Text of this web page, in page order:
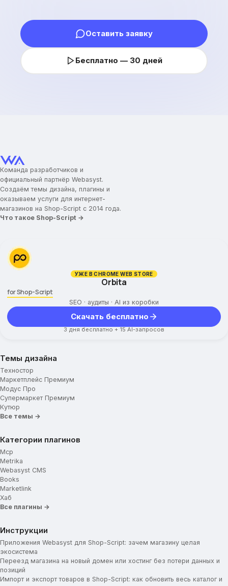
Оставить заявку
Бесплатно — 30 дней
Команда разработчиков и
официальный партнёр Webasyst.
Создаём темы дизайна, плагины и
оказываем услуги для интернет-
магазинов на Shop-Script с 2014 года.
Что такое Shop-Script →
УЖЕ В CHROME WEB STORE
Orbita
for Shop-Script
SEO · аудиты · AI из коробки
Скачать бесплатно
3 дня бесплатно + 15 AI-запросов
Темы дизайна
Техностор
Маркетплейс Премиум
Модус Про
Супермаркет Премиум
Кутюр
Все темы →
Категории плагинов
Mcp
Metrika
Webasyst CMS
Books
Marketlink
Хаб
Все плагины →
Инструкции
Приложения Webasyst для Shop-Script: зачем магазину целая
экосистема
Переезд магазина на новый домен или хостинг без потери данных и
позиций
Импорт и экспорт товаров в Shop-Script: как обновить весь каталог и